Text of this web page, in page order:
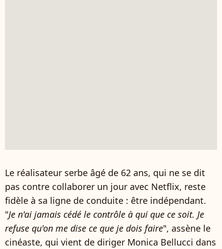
Le réalisateur serbe âgé de 62 ans, qui ne se dit
pas contre collaborer un jour avec Netflix, reste
fidèle à sa ligne de conduite : être indépendant.
"Je n'ai jamais cédé le contrôle à qui que ce soit. Je
refuse qu'on me dise ce que je dois faire", assène le
cinéaste, qui vient de diriger Monica Bellucci dans